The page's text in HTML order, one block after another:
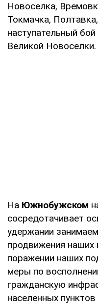
Новоселка,
Токмачка,
наступательный
Великой Новоселки.
На Южнобужском
сосредотачивает
удержании
продвижения наших
поражении наших
меры по
гражданскую
населенных